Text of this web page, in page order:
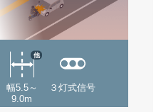
幅5.5～
9.0m
他
３灯式信号